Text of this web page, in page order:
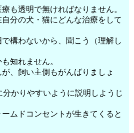
も透明で無ければなりません。
分の犬・猫にどんな治療をして
構わないから、聞こう（理解し
知れません。
、飼い主側もがんばりましょ
かりやすいように説明しようじ
ムドコンセントが生きてくると